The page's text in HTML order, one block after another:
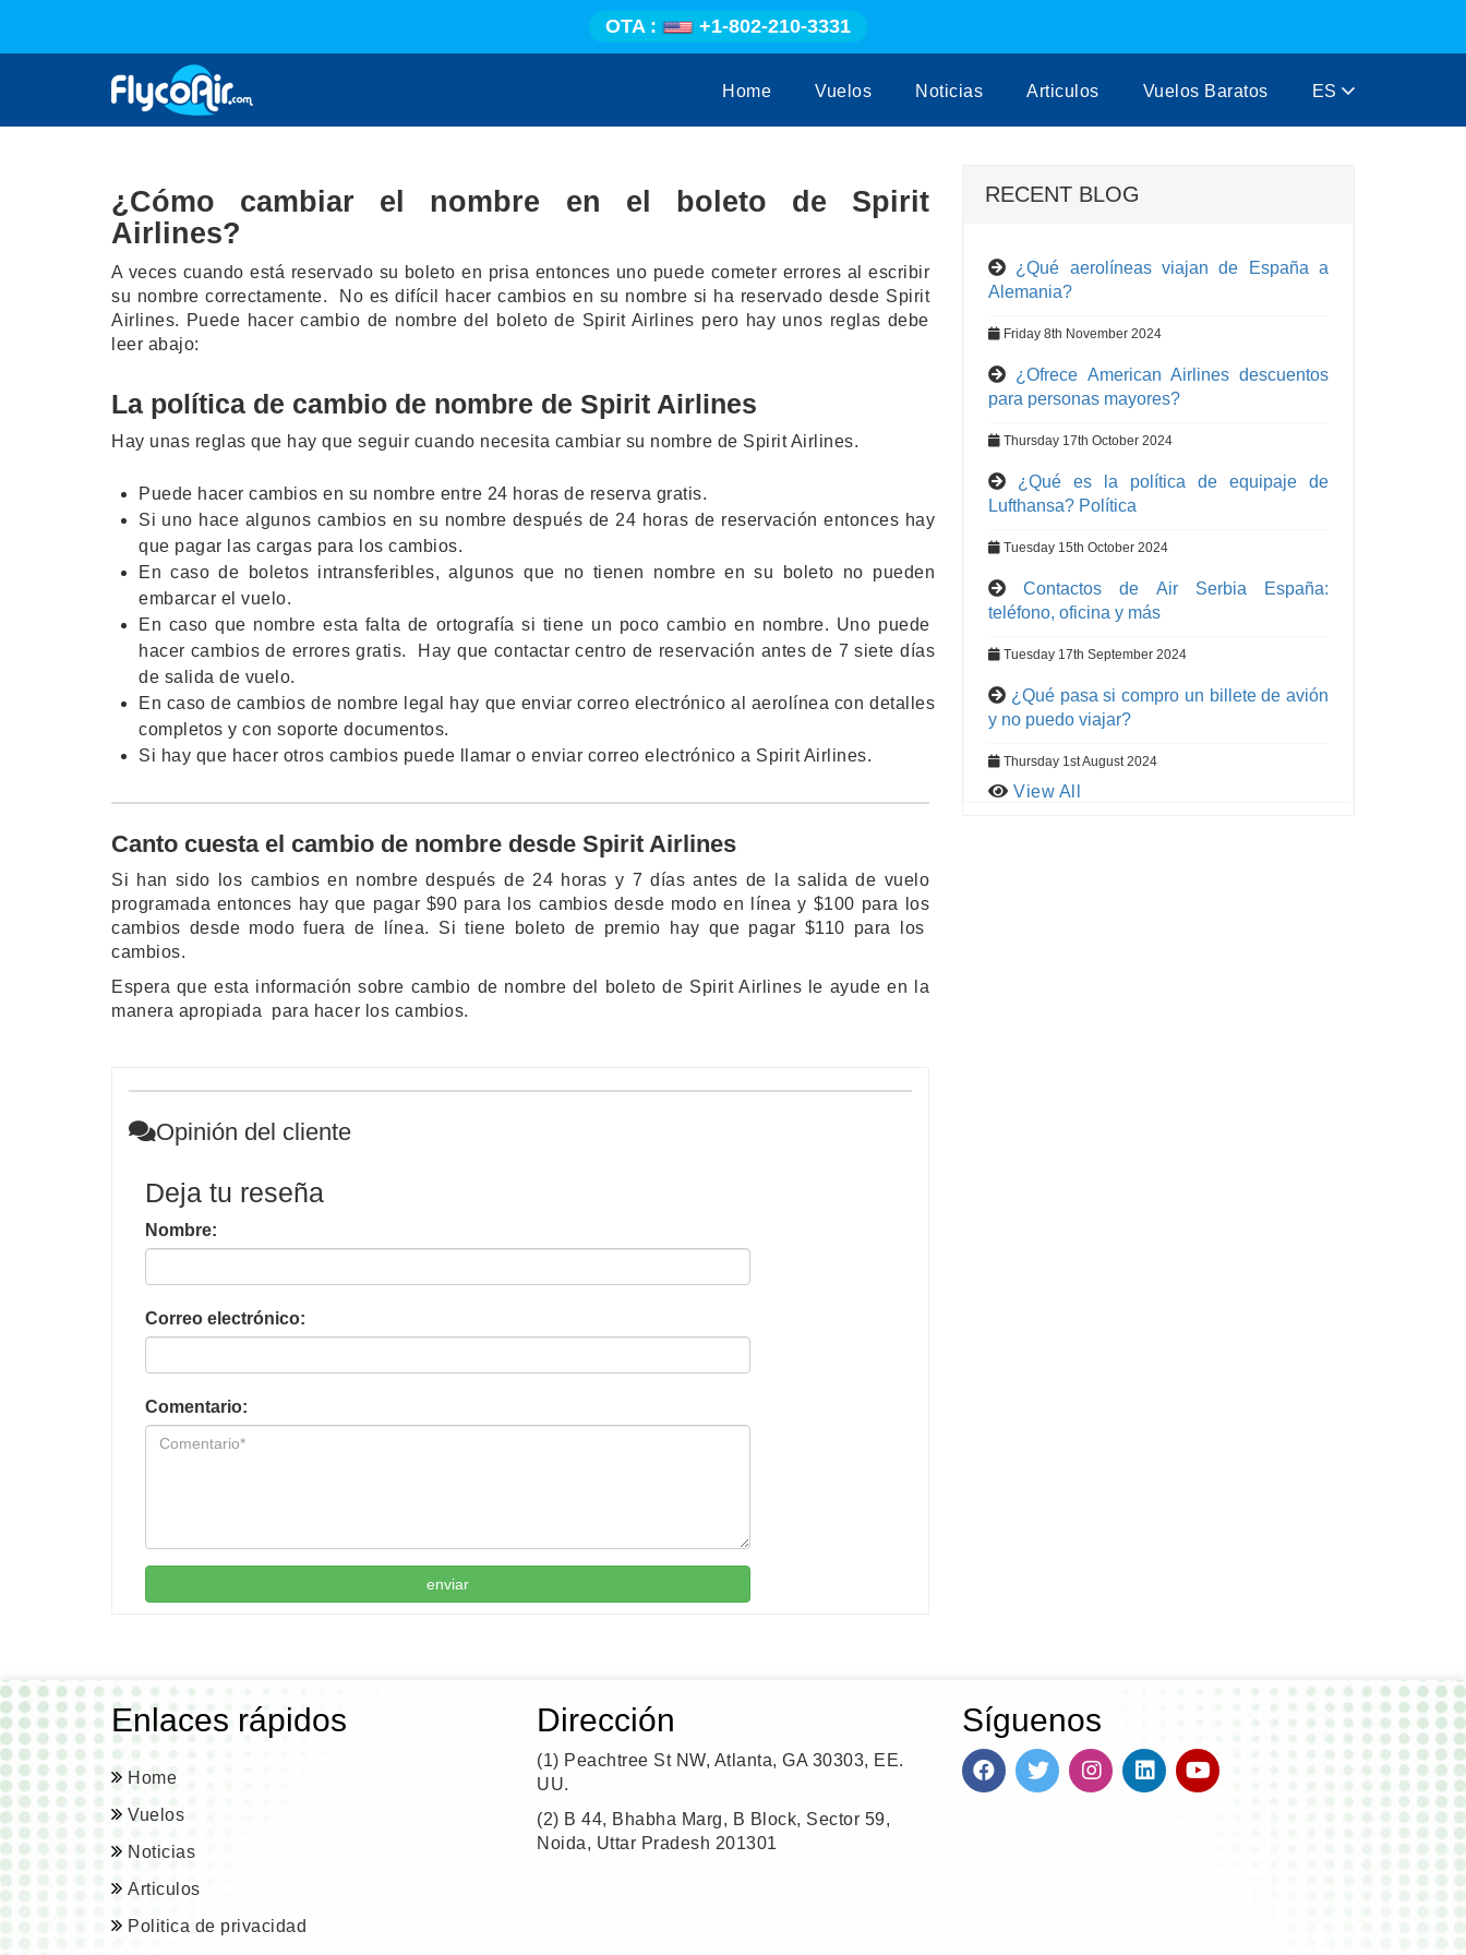
OTA : +1-802-210-3331
Home Vuelos Noticias Articulos Vuelos Baratos ES
¿Cómo cambiar el nombre en el boleto de Spirit
Airlines?
A veces cuando está reservado su boleto en prisa entonces uno puede cometer errores al escribir
su nombre correctamente. No es difícil hacer cambios en su nombre si ha reservado desde Spirit
Airlines. Puede hacer cambio de nombre del boleto de Spirit Airlines pero hay unos reglas debe
leer abajo:
La política de cambio de nombre de Spirit Airlines
Hay unas reglas que hay que seguir cuando necesita cambiar su nombre de Spirit Airlines.
Puede hacer cambios en su nombre entre 24 horas de reserva gratis.
Si uno hace algunos cambios en su nombre después de 24 horas de reservación entonces hay
que pagar las cargas para los cambios.
En caso de boletos intransferibles, algunos que no tienen nombre en su boleto no pueden
embarcar el vuelo.
En caso que nombre esta falta de ortografía si tiene un poco cambio en nombre. Uno puede
hacer cambios de errores gratis. Hay que contactar centro de reservación antes de 7 siete días
de salida de vuelo.
En caso de cambios de nombre legal hay que enviar correo electrónico al aerolínea con detalles
completos y con soporte documentos.
Si hay que hacer otros cambios puede llamar o enviar correo electrónico a Spirit Airlines.
Canto cuesta el cambio de nombre desde Spirit Airlines
Si han sido los cambios en nombre después de 24 horas y 7 días antes de la salida de vuelo
programada entonces hay que pagar $90 para los cambios desde modo en línea y $100 para los
cambios desde modo fuera de línea. Si tiene boleto de premio hay que pagar $110 para los
cambios.
Espera que esta información sobre cambio de nombre del boleto de Spirit Airlines le ayude en la
manera apropiada para hacer los cambios.
Opinión del cliente
Deja tu reseña
Nombre:
Correo electrónico:
Comentario:
enviar
RECENT BLOG
¿Qué aerolíneas viajan de España a
Alemania?
Friday 8th November 2024
¿Ofrece American Airlines descuentos
para personas mayores?
Thursday 17th October 2024
¿Qué es la política de equipaje de
Lufthansa? Política
Tuesday 15th October 2024
Contactos de Air Serbia España:
teléfono, oficina y más
Tuesday 17th September 2024
¿Qué pasa si compro un billete de avión
y no puedo viajar?
Thursday 1st August 2024
View All
Enlaces rápidos
Home
Vuelos
Noticias
Articulos
Politica de privacidad
Dirección
(1) Peachtree St NW, Atlanta, GA 30303, EE.
UU.
(2) B 44, Bhabha Marg, B Block, Sector 59,
Noida, Uttar Pradesh 201301
Síguenos